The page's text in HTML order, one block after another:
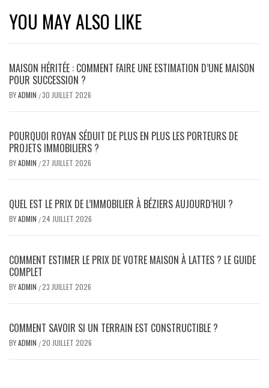
YOU MAY ALSO LIKE
MAISON HÉRITÉE : COMMENT FAIRE UNE ESTIMATION D’UNE MAISON
POUR SUCCESSION ?
BYADMIN /30 JUILLET 2026
POURQUOI ROYAN SÉDUIT DE PLUS EN PLUS LES PORTEURS DE
PROJETS IMMOBILIERS ?
BYADMIN /27 JUILLET 2026
QUEL EST LE PRIX DE L’IMMOBILIER À BÉZIERS AUJOURD’HUI ?
BYADMIN /24 JUILLET 2026
COMMENT ESTIMER LE PRIX DE VOTRE MAISON À LATTES ? LE GUIDE
COMPLET
BYADMIN /23 JUILLET 2026
COMMENT SAVOIR SI UN TERRAIN EST CONSTRUCTIBLE ?
BYADMIN /20 JUILLET 2026